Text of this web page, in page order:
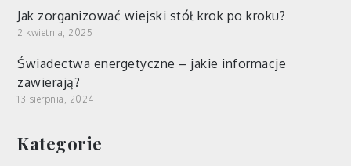
Jak zorganizować wiejski stół krok po kroku?
2 kwietnia, 2025
Świadectwa energetyczne – jakie informacje
zawierają?
13 sierpnia, 2024
Kategorie